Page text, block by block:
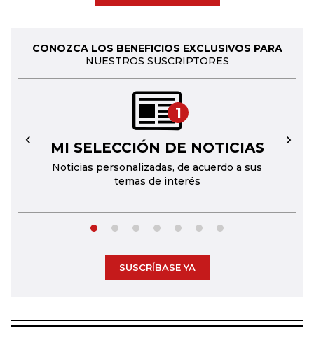
CONOZCA LOS BENEFICIOS EXCLUSIVOS PARA
NUESTROS SUSCRIPTORES
1
MI SELECCIÓN DE NOTICIAS
Noticias personalizadas, de acuerdo a sus
temas de interés
← →
SUSCRÍBASE YA